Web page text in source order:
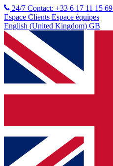
24/7 Contact: +33 6 17 11 15 69
Espace Clients Espace équipes
English (United Kingdom) GB